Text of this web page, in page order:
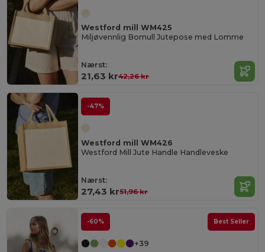
Westford mill WM425
Miljøvennlig Bomull Jutepose med Lomme
Nærst:
21,63 kr42,26 kr
-47%
Westford mill WM426
Westford Mill Jute Handle Handleveske
Nærst:
27,43 kr51,96 kr
-60% Best Seller
+39